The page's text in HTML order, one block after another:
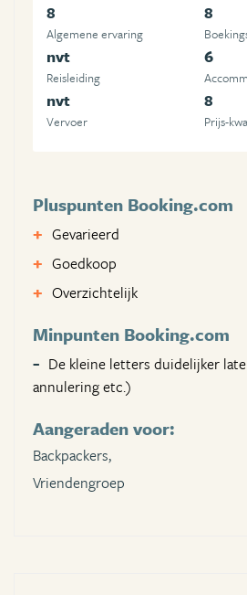
8
Algemene ervaring
8
nvt
Reisleiding
6
nvt
Vervoer
8
Prijs-
Pluspunten Booking.com
Gevarieerd
Goedkoop
Overzichtelijk
Minpunten Booking.com
De kleine letters duidelijker
annulering etc.)
Aangeraden voor:
Backpackers,
Vriendengroep